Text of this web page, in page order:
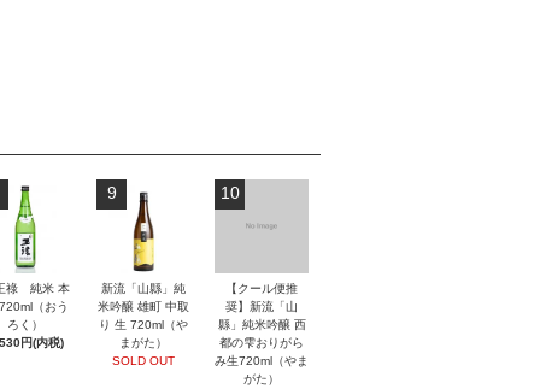
祿 純米 本
（おう
ろく）
円(内税)
9
新流「山縣」純
米吟醸 雄町 中取
り 生 720ml（や
まがた）
SOLD OUT
10
【クール便推
奨】新流「山
縣」純米吟醸 西
都の雫おりがら
み生720ml（やま
がた）